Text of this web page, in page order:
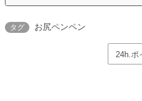
タグ お尻ペンペン